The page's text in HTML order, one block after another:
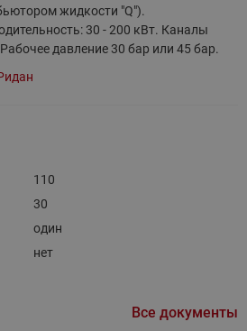
жидкости "Q").
30 - 200 кВт. Каналы
давление 30 бар или 45 бар.
110
30
один
нет
Все документы